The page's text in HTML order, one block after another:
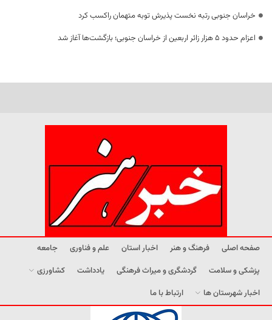
خراسان جنوبی رتبه نخست پذیرش توبه متهمان راکسب کرد
اعزام حدود 5 هزار زائر اربعین از خراسان جنوبی؛ بازگشت‌ها آغاز شد
صفحه اصلی فرهنگ و هنر اخبار استان علم و فناوری
جامعه
پزشکی و سلامت
گردشگری و میراث فرهنگی یادداشت
کشاورزی
اخبار شهرستان ها
ارتباط با ما